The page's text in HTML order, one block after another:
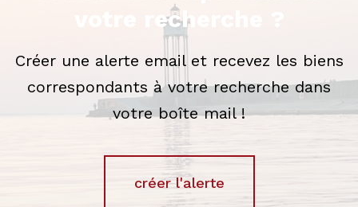
votre recherche ?
Créer une alerte email et recevez les biens
correspondants à votre recherche dans
votre boîte mail !
créer l'alerte